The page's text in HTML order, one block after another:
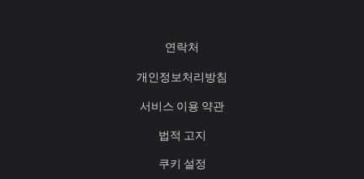
연락처
개인정보처리방침
서비스 이용 약관
법적 고지
쿠키 설정